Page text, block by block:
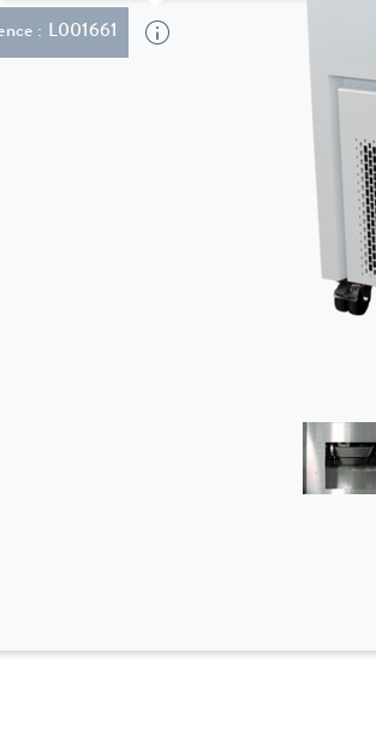
5-pol, CEE, rouge, 16 A)
: L001661